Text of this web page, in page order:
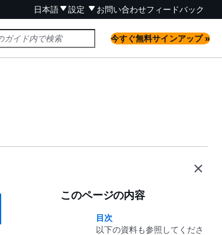
日本語 設定 お問い合わせフィードバック
今すぐ無料サインアップ »
このページの内容
目次
以下の資料も参照してくださ